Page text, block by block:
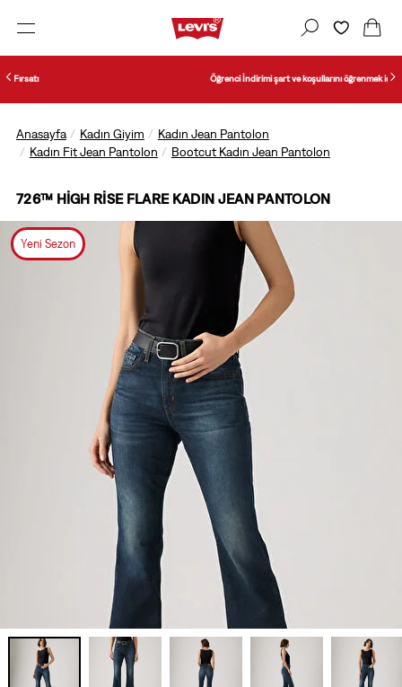
Öğrenci İndirimi şart ve koşullarını öğrenmek için tıklayın.
Anasayfa Kadın Giyim
Kadın Jean Pantolon
Kadın Fit Jean Pantolon
Bootcut Kadın Jean Pantolon
726™ HIGH RISE FLARE KADIN JEAN PANTOLON
Yeni Sezon
1/5